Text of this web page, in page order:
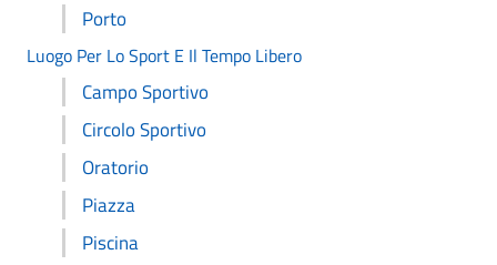
Porto
Luogo Per Lo Sport E Il Tempo Libero
Campo Sportivo
Circolo Sportivo
Oratorio
Piazza
Piscina